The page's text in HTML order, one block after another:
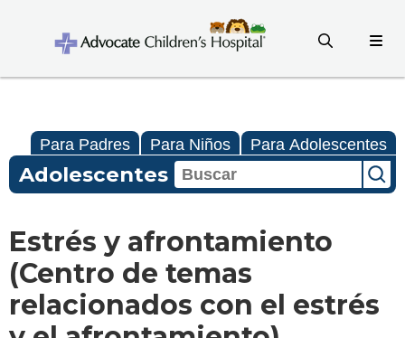
Para Padres Para Niños Para Adolescentes
Adolescentes
Estrés y afrontamiento
(Centro de temas
relacionados con el estrés